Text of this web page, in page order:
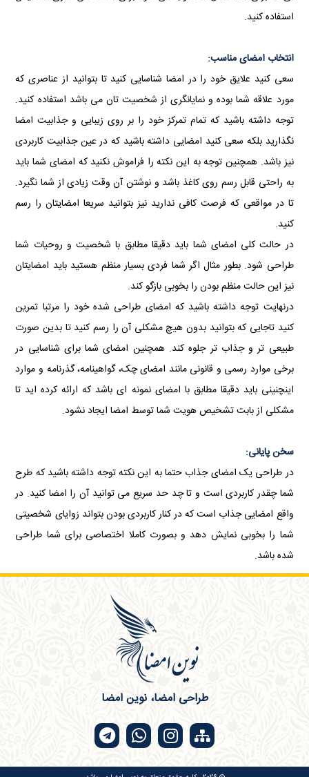
استفاده کنید.
انتخاب امضای مناسب:
سعی کنید علایق خود را در امضا شناسایی کنید تا بتوانید از عناصری که
مورد علاقه شما بوده و نمایانگری از شخصیت تان می باشد استفاده کنید.
توجه داشته باشید که تمام تمرکز خود را بر روی زیبایی و جذابیت امضا
نگذارید بلکه سعی کنید امضایی داشته باشید که در عین جذابیت کاربردی
نیز باشد. همچنین توجه به این نکته را فراموش نکنید که امضای شما باید
به راحتی قابل رسم روی کاغذ باشد و نوشتن آن وقت زیادی از شما نگیرد.
تا در مواقعی که فرصت کافی ندارید نیز بتوانید سریعا امضایتان را رسم
کنید.
در حالت کلی امضای شما باید دقیقا مطابق با شخصیت و روحیات شما
طراحی شود. بطور مثال اگر شما فردی بسیار منظم هستید باید امضایتان
نیز این حالت منظم بودن را بخوبی بازگو کند.
درنهایت توجه داشته باشید که امضای طراحی شده خود را مرتبا تمرین
کنید تاجایی که بتوانید بدون هیچ مشکلی آن را رسم کنید تا بدین صورت
طبیعی تر و جذاب تر جلوه کند. همچنین امضای شما برای شناسایی در
برخی موارد رسمی و قانونی مانند امضای چک، گواهینامه، گذرنامه و موارد
اینچنینی باید دقیقا مطابق با امضای نمونه ای باشد که ارائه کرده اید تا
مشکلی از بابت تشخیص هویت شما توسط امضا ایجاد نشود.
سخن پایانی:
در طراحی یک امضای جذاب حتما به این نکته توجه داشته باشید که طرح
شما چقدر کاربردی است و تا چد حد سریع می توانید آن را امضا کنید. در
واقع امضایی جذاب است که در کنار کاربردی بودن بتواند زوایای شخصیتی
شما را بخوبی نمایش دهد و بصورت کاملا اختصاصی برای شما طراحی
شده باشد.
طراحی امضا، نوین امضا